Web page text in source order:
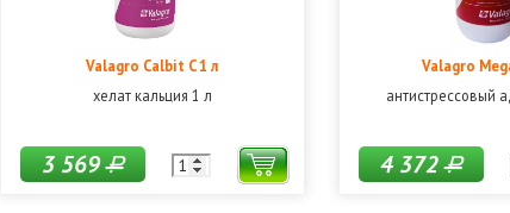
Valagro Calbit C 1 л
хелат кальция 1 л
3 569Р
Valagro
антистрессовый
4 372Р